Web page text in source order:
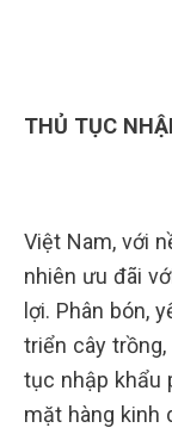
THỦ TỤC
Việt Nam, với
nhiên ưu đãi
lợi. Phân bón,
triển cây
tục nhập khẩu
mặt hàng kinh